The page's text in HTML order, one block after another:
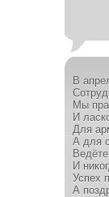
В
Мы
И
Для
А для
И
Успех
А